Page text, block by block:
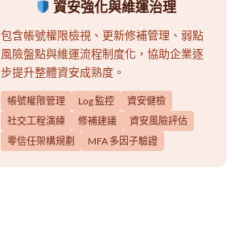
資安強化與維運治理
包含帳號權限檢視、更新修補管理、弱點
風險盤點與維運流程制度化，協助企業逐
步提升整體資安成熟度。
帳號權限管理 Log 監控
資安健檢
社交工程演練
修補建議
資安風險評估
零信任架構規劃
MFA 多因子驗證